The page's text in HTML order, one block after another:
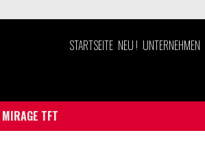
STARTSEITE NEU ! UNTERNEHMEN
MIRAGE TFT